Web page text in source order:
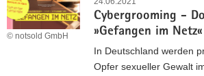
Cybergrooming -
»Gefangen im
© notsold GmbH
In Deutschland werden
Opfer sexueller Gewalt